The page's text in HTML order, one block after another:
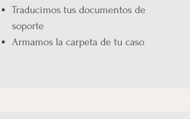
Traducimos tus documentos de
soporte
Armamos la carpeta de tu caso